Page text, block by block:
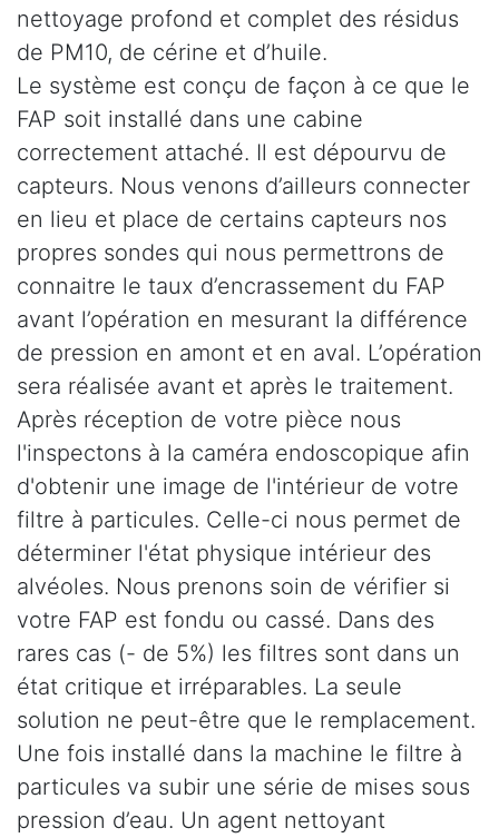
nettoyage profond et complet des résidus
de PM10, de cérine et d’huile.
Le système est conçu de façon à ce que le
FAP soit installé dans une cabine
correctement attaché. Il est dépourvu de
capteurs. Nous venons d’ailleurs connecter
en lieu et place de certains capteurs nos
propres sondes qui nous permettrons de
connaitre le taux d’encrassement du FAP
avant l’opération en mesurant la différence
de pression en amont et en aval. L’opération
sera réalisée avant et après le traitement.
Après réception de votre pièce nous
l'inspectons à la caméra endoscopique afin
d'obtenir une image de l'intérieur de votre
filtre à particules. Celle-ci nous permet de
déterminer l'état physique intérieur des
alvéoles. Nous prenons soin de vérifier si
votre FAP est fondu ou cassé. Dans des
rares cas (- de 5%) les filtres sont dans un
état critique et irréparables. La seule
solution ne peut-être que le remplacement.
Une fois installé dans la machine le filtre à
particules va subir une série de mises sous
pression d’eau. Un agent nettoyant